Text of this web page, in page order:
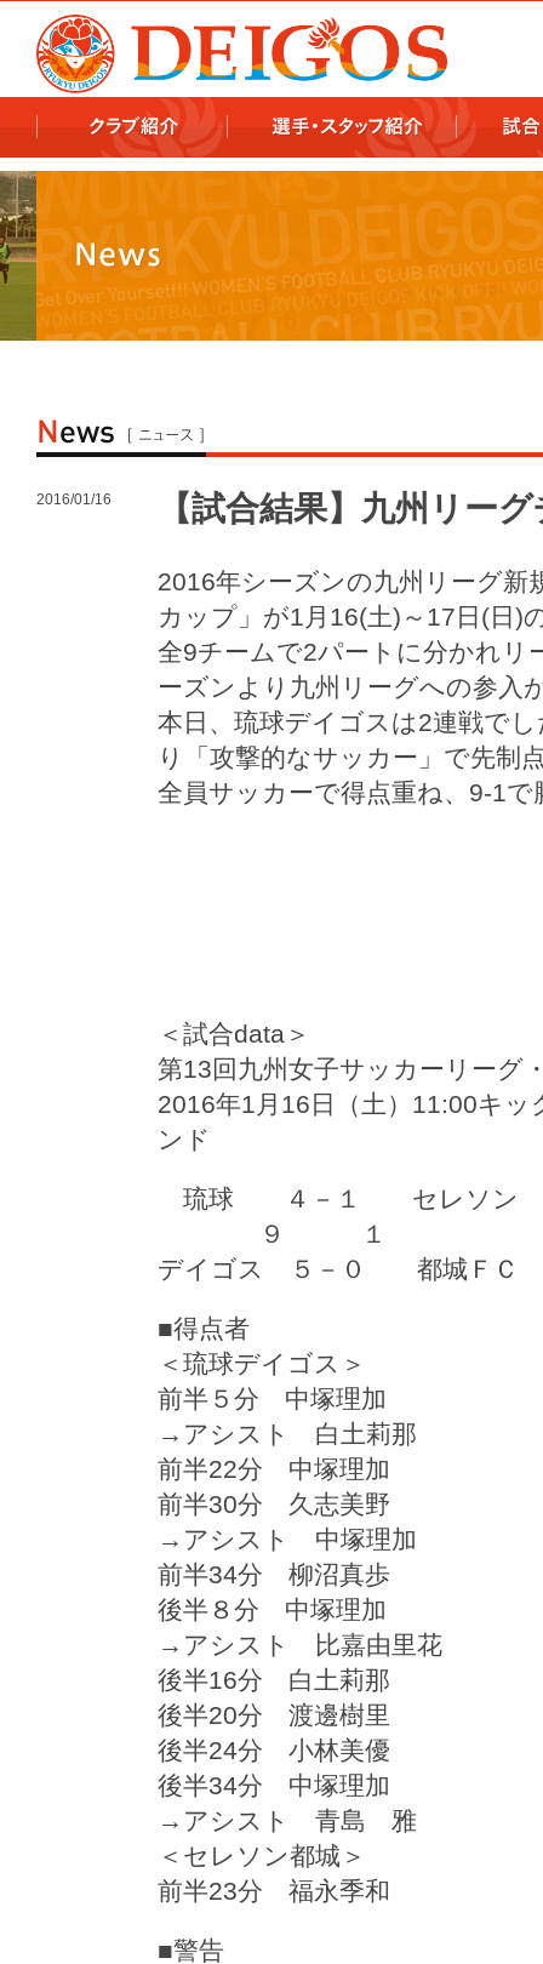
2016/01/16 【試合結果】九州リー
2016年シーズンの九州リーグ
カップ」が1月16(土)～17日(日)
全9チームで2パートに分かれリ
ーズンより九州リーグへの参入
本日、琉球デイゴスは2連戦で
り「攻撃的なサッカー」で先制
全員サッカーで得点重ね、9-1
＜試合data＞
第13回九州女子サッカーリーグ
2016年1月16日（土）11:00キ
ンド
琉球 ４－１ セレソン
９ １
デイゴス ５－０ 都城ＦＣ
■得点者
＜琉球デイゴス＞
前半５分 中塚理加
→アシスト 白土莉那
前半22分 中塚理加
前半30分 久志美野
→アシスト 中塚理加
前半34分 柳沼真歩
後半８分 中塚理加
→アシスト 比嘉由里花
後半16分 白土莉那
後半20分 渡邊樹里
後半24分 小林美優
後半34分 中塚理加
→アシスト 青島 雅
＜セレソン都城＞
前半23分 福永季和
■警告